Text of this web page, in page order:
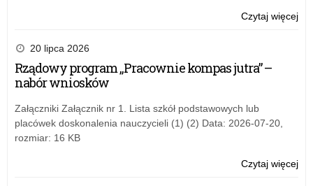
Czytaj więcej
20 lipca 2026
Rządowy program „Pracownie kompas jutra” –
nabór wniosków
Załączniki Załącznik nr 1. Lista szkół podstawowych lub
placówek doskonalenia nauczycieli (1) (2) Data: 2026-07-20,
rozmiar: 16 KB
Czytaj więcej